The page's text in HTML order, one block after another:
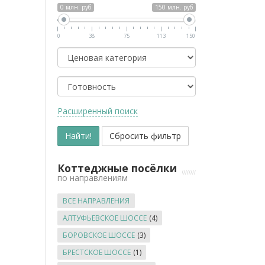
0 млн. руб 150 млн. руб
0 38 75 113 150
Класс
Готовность
Расширенный поиск
Коттеджные посёлки
по направлениям
ВСЕ НАПРАВЛЕНИЯ
АЛТУФЬЕВСКОЕ ШОССЕ (4)
БОРОВСКОЕ ШОССЕ (3)
БРЕСТСКОЕ ШОССЕ (1)